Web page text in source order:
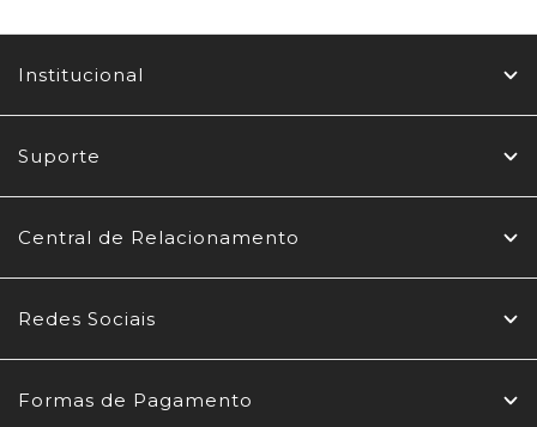
Institucional
Suporte
Central de Relacionamento
Redes Sociais
Formas de Pagamento